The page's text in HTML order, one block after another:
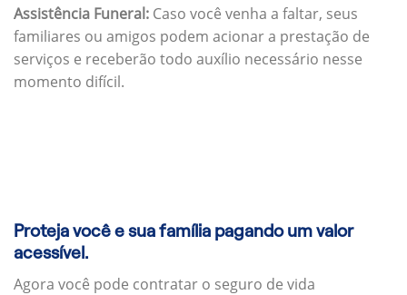
Assistência Funeral: Caso você venha a faltar, seus
familiares ou amigos podem acionar a prestação de
serviços e receberão todo auxílio necessário nesse
momento difícil.
Proteja você e sua família pagando um valor
acessível.
Agora você pode contratar o seguro de vida